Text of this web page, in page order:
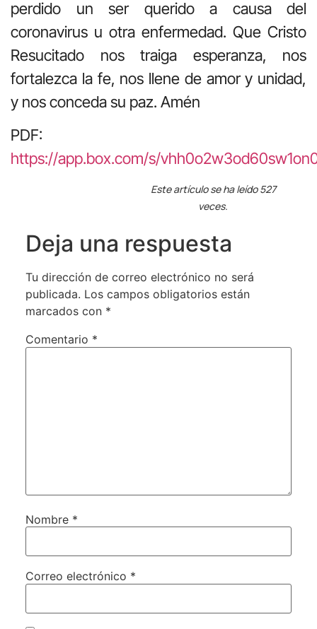
perdido un ser querido a causa del
coronavirus u otra enfermedad. Que Cristo
Resucitado nos traiga esperanza, nos
fortalezca la fe, nos llene de amor y unidad,
y nos conceda su paz. Amén
PDF:
https://app.box.com/s/
Este artículo se ha leído 527
veces.
Deja una respuesta
Tu dirección de correo electrónico no será
publicada. Los campos obligatorios están
marcados con *
Comentario *
Nombre *
Correo electrónico *